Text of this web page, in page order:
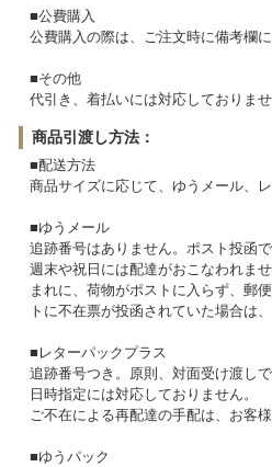
■公費購入
公費購入の際は、ご注文時に備考欄
■その他
代引き、着払いには対応しておりま
商品引渡し方法：
■配送方法
商品サイズに応じて、ゆうメール、
■ゆうメール
追跡番号はありません。ポスト投函
週末や祝日には配達がおこなわれま
まれに、荷物がポストに入らず、郵
トに不在票が投函されていた場合は
■レターパックプラス
追跡番号つき。原則、対面受け渡し
日時指定には対応しておりません。
ご不在による再配達の手配は、お客
■ゆうパック